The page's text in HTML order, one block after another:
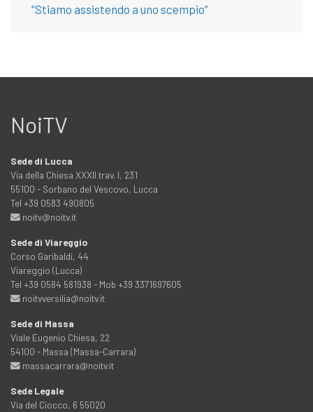
“Stiamo assistendo a uno scempio”
NoiTV
Sede di Lucca
Via della Chiesa XXXII trav. I, 231
55100 - Sorbano del Vescovo, Lucca
Tel +39 0583 490805
noitv@noitv.it
Sede di Viareggio
Corso Garibaldi, 44
Viareggio (Lucca)
Tel +39 0584 581938 - Mob +39 3371697605
noitvversilia@noitv.it
Sede di Massa
Viale Eugenio Chiesa, 22
54100 - Massa (Massa-Carrara)
massacarrara@noitv.it
Sede Legale
Via del Ciocco, 6 55020